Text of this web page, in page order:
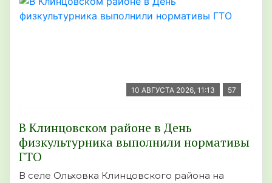
10 АВГУСТА 2026, 11:13 57
В Клинцовском районе в День
физкультурника выполнили нормативы
ГТО
В селе Ольховка Клинцовского района на